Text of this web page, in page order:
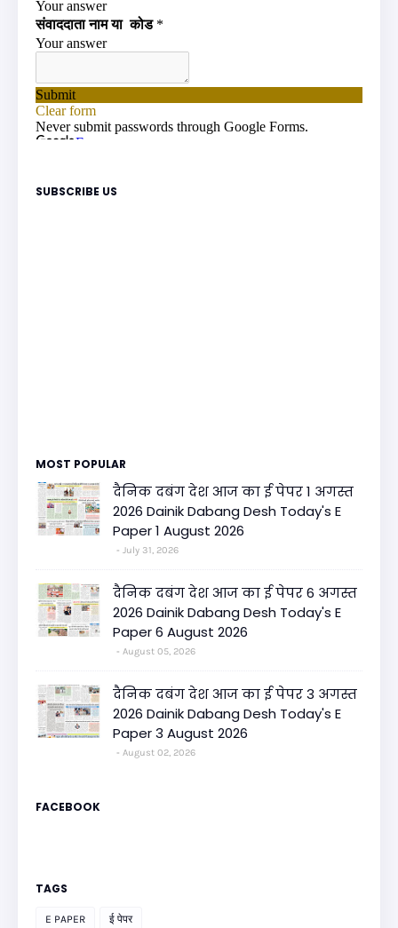
SUBSCRIBE US
MOST POPULAR
दैनिक दबंग देश आज का ई पेपर 1 अगस्त
2026 Dainik Dabang Desh Today's E
Paper 1 August 2026
July 31, 2026
दैनिक दबंग देश आज का ई पेपर 6 अगस्त
2026 Dainik Dabang Desh Today's E
Paper 6 August 2026
August 05, 2026
दैनिक दबंग देश आज का ई पेपर 3 अगस्त
2026 Dainik Dabang Desh Today's E
Paper 3 August 2026
August 02, 2026
FACEBOOK
TAGS
E PAPER ई पेपर